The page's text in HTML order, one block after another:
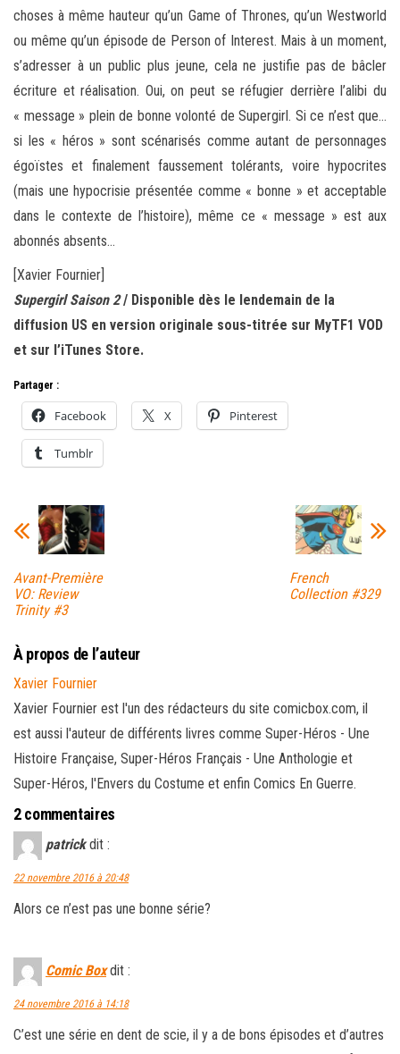
choses à même hauteur qu’un Game of Thrones, qu’un Westworld
ou même qu’un épisode de Person of Interest. Mais à un moment,
s’adresser à un public plus jeune, cela ne justifie pas de bâcler
écriture et réalisation. Oui, on peut se réfugier derrière l’alibi du
« message » plein de bonne volonté de Supergirl. Si ce n’est que…
si les « héros » sont scénarisés comme autant de personnages
égoïstes et finalement faussement tolérants, voire hypocrites
(mais une hypocrisie présentée comme « bonne » et acceptable
dans le contexte de l’histoire), même ce « message » est aux
abonnés absents…
[Xavier Fournier]
Supergirl Saison 2/ Disponible dès le lendemain de la
diffusion US en version originale sous-titrée sur MyTF1 VOD
et sur l’iTunes Store.
Partager :
Facebook X Pinterest
Tumblr
Avant-Première
VO: Review
Trinity #3
French
Collection #329
À propos de l’auteur
Xavier Fournier
Xavier Fournier est l'un des rédacteurs du site comicbox.com, il
est aussi l'auteur de différents livres comme Super-Héros - Une
Histoire Française, Super-Héros Français - Une Anthologie et
Super-Héros, l'Envers du Costume et enfin Comics En Guerre.
2 commentaires
patrick dit :
22 novembre 2016 à 20:48
Alors ce n’est pas une bonne série?
Comic Box dit :
24 novembre 2016 à 14:18
C’est une série en dent de scie, il y a de bons épisodes et d’autres